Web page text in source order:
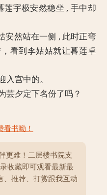
莲宇极安然稳坐 , 手中却
然站在一侧 , 此时正弯
看到李姑姑就让暮莲卓
宫中的。
夕定下名份了吗？
看书呦！
更难！二层楼书院支
收藏即可观看最新最
、推荐、打赏跟我互动